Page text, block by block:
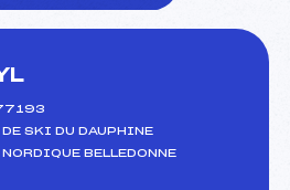
SKI DU DAUPHINE
BELLEDONNE